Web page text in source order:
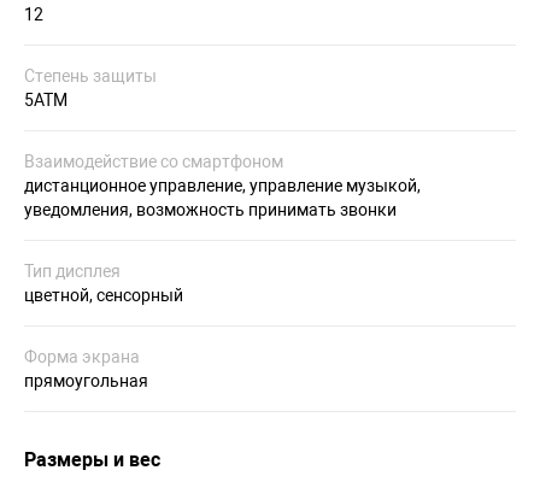
12
Степень защиты
5ATM
Взаимодействие со смартфоном
дистанционное управление, управление музыкой,
уведомления, возможность принимать звонки
Тип дисплея
цветной, сенсорный
Форма экрана
прямоугольная
Размеры и вес